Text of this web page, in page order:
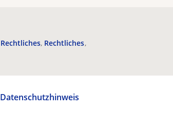
Rechtliches Rechtliches
Datenschutzhinweis